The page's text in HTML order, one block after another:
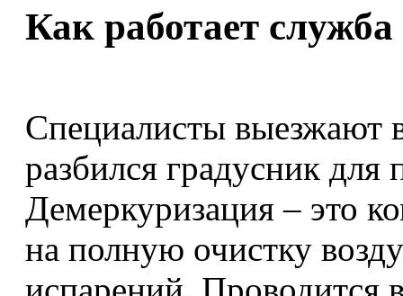
Как работает
Специалисты выезжают
разбился градусник для
Демеркуризация – это
на полную очистку